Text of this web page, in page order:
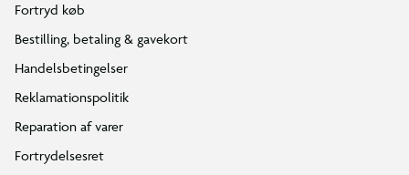
Fortryd køb
Bestilling, betaling & gavekort
Handelsbetingelser
Reklamationspolitik
Reparation af varer
Fortrydelsesret